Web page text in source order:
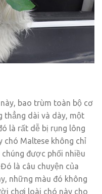
bao trùm toàn bộ cơ
thẳng dài và dày, một
là rất dễ bị rụng lông
chó Maltese không chỉ
được phối nhiều
là câu chuyện của
những màu đó không
chơi loài chó này cho